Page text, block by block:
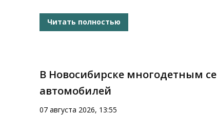
Читать полностью
В Новосибирске многодетным
автомобилей
07 августа 2026, 13:55